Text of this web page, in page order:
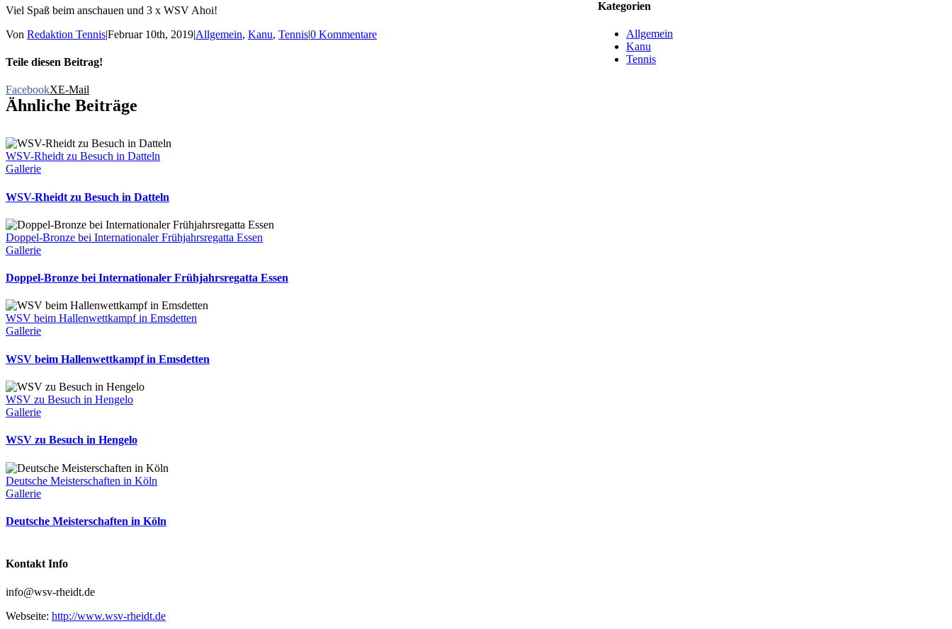
Viel Spaß beim anschauen und 3 x WSV Ahoi!
Von Redaktion Tennis|Februar 10th, 2019|Allgemein, Kanu, Tennis|0 Kommentare
Teile diesen Beitrag!
FacebookXE-Mail
Ähnliche Beiträge
WSV-Rheidt zu Besuch in Datteln
Gallerie
WSV-Rheidt zu Besuch in Datteln
Doppel-Bronze bei Internationaler Frühjahrsregatta Essen
Gallerie
Doppel-Bronze bei Internationaler Frühjahrsregatta Essen
WSV beim Hallenwettkampf in Emsdetten
Gallerie
WSV beim Hallenwettkampf in Emsdetten
WSV zu Besuch in Hengelo
Gallerie
WSV zu Besuch in Hengelo
Deutsche Meisterschaften in Köln
Gallerie
Deutsche Meisterschaften in Köln
Kategorien
Allgemein
Kanu
Tennis
Kontakt Info
info@wsv-rheidt.de
Webseite: http://www.wsv-rheidt.de